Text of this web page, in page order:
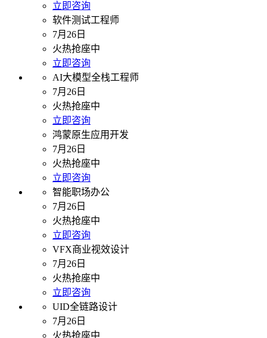
立即咨询
软件测试工程师
7月26日
火热抢座中
立即咨询
AI大模型全栈工程师
7月26日
火热抢座中
立即咨询
鸿蒙原生应用开发
7月26日
火热抢座中
立即咨询
智能职场办公
7月26日
火热抢座中
立即咨询
VFX商业视效设计
7月26日
火热抢座中
立即咨询
UID全链路设计
7月26日
火热抢座中